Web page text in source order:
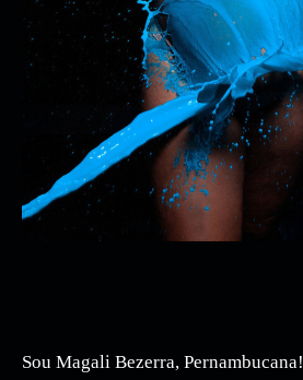
Sou Magali Bezerra, Pernambucana!